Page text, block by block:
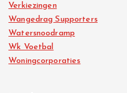
Verkiezingen
Wangedrag Supporters
Watersnoodramp
Wk Voetbal
Woningcorporaties